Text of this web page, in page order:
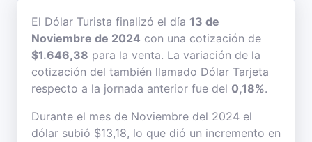
El Dólar Turista finalizó el día 13 de
Noviembre de 2024 con una cotización de
$1.646,38 para la venta. La variación de la
cotización del también llamado Dólar Tarjeta
respecto a la jornada anterior fue del 0,18%.
Durante el mes de Noviembre del 2024 el
dólar subió $13,18, lo que dió un incremento en